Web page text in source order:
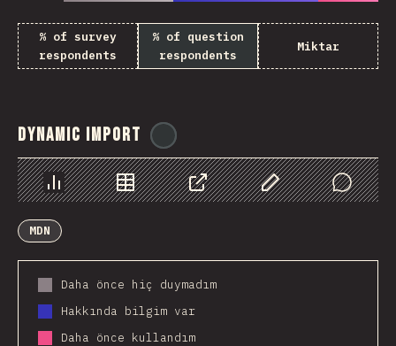
% of survey
respondents
% of question
respondents
Miktar
Dynamic Import
Chart Data Share Customize Data
Comments
MDN
Daha önce hiç duymadım
Hakkında bilgim var
Daha önce kullandım